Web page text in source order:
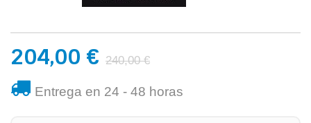
204,00 € 240,00 €
Entrega en 24 - 48 horas